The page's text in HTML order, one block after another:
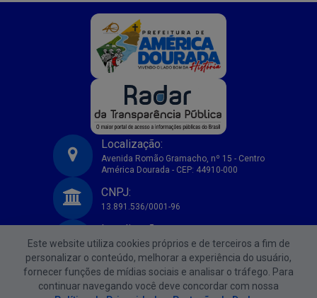
Prefeitura Municipal de America Dourada-BA
Localização:
Avenida Romão Gramacho, nº 15 - Centro
América Dourada - CEP: 44910-000
CNPJ:
13.891.536/0001-96
Localização:
Avenida Romão Gramacho, nº 15 - Centro
América Dourada - CEP: 44910-000
CNPJ:
13.891.536/0001-96
Este website utiliza cookies próprios e de terceiros a fim de
personalizar o conteúdo, melhorar a experiência do usuário,
fornecer funções de mídias sociais e analisar o tráfego. Para
continuar navegando você deve concordar com nossa